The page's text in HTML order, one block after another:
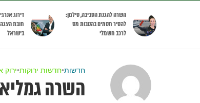
השרה להגנת הסביבה, סילמן:
להסיר חסמים בהטבות מס
לרכב חשמלי
דירוג
חובת
בישראל
חדשות•חדשות ירוקות•ירוק
השרה